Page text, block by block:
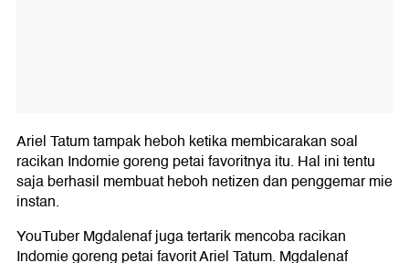
Ariel Tatum tampak heboh ketika membicarakan soal
racikan Indomie goreng petai favoritnya itu. Hal ini tentu
saja berhasil membuat heboh netizen dan penggemar mie
instan.
YouTuber Mgdalenaf juga tertarik mencoba racikan
Indomie goreng petai favorit Ariel Tatum. Mgdalenaf